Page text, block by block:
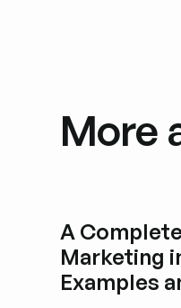
More
A
Marketing
Examples